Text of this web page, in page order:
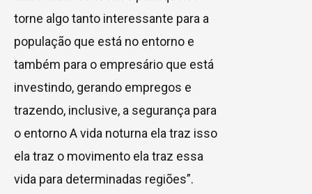
torne algo tanto interessante para a
população que está no entorno e
também para o empresário que está
investindo, gerando empregos e
trazendo, inclusive, a segurança para
o entorno A vida noturna ela traz isso
ela traz o movimento ela traz essa
vida para determinadas regiões”.